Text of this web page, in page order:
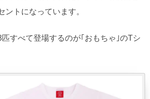
ントになっています。
すべて登場するのが｢おもちゃ｣のTシ